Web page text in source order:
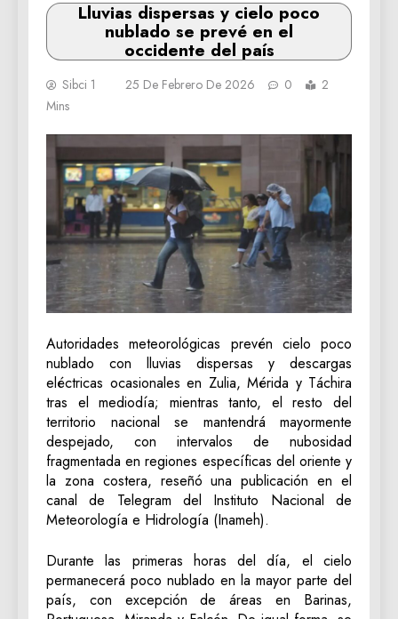
Lluvias dispersas y cielo poco
nublado se prevé en el
occidente del país
Sibci 1 25 De Febrero De 2026 0
2
Mins
Autoridades meteorológicas prevén cielo poco
nublado con lluvias dispersas y descargas
eléctricas ocasionales en Zulia, Mérida y Táchira
tras el mediodía; mientras tanto, el resto del
territorio nacional se mantendrá mayormente
despejado, con intervalos de nubosidad
fragmentada en regiones específicas del oriente y
la zona costera, reseñó una publicación en el
canal de Telegram del Instituto Nacional de
Meteorología e Hidrología (Inameh).
Durante las primeras horas del día, el cielo
permanecerá poco nublado en la mayor parte del
país, con excepción de áreas en Barinas,